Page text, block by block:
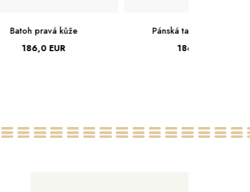
Pánská taška pravá kůže
186,0 EUR
Pánská taška